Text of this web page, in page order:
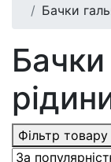
Бачки
Бачки
Фільтр товару